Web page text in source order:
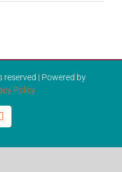
reserved | Powered by
Policy
Instagram